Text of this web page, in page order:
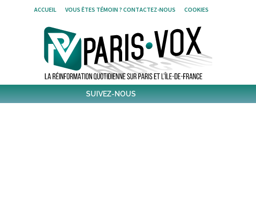
ACCUEIL VOUS ÊTES TÉMOIN ? CONTACTEZ-NOUS COOKIES
SUIVEZ-NOUS